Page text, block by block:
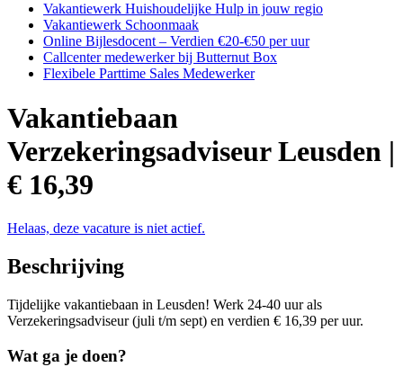
Vakantiewerk Huishoudelijke Hulp in jouw regio
Vakantiewerk Schoonmaak
Online Bijlesdocent – Verdien €20-€50 per uur
Callcenter medewerker bij Butternut Box
Flexibele Parttime Sales Medewerker
Vakantiebaan
Verzekeringsadviseur Leusden |
€ 16,39
Helaas, deze vacature is niet actief.
Beschrijving
Tijdelijke vakantiebaan in Leusden! Werk 24-40 uur als
Verzekeringsadviseur (juli t/m sept) en verdien € 16,39 per uur.
Wat ga je doen?